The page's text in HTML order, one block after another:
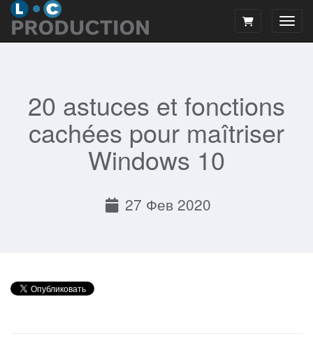
20 astuces et fonctions
cachées pour maîtriser
Windows 10
27 Фев 2020